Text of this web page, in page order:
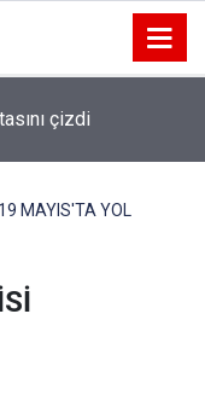
çizdi
19 MAYIS'TA YOL